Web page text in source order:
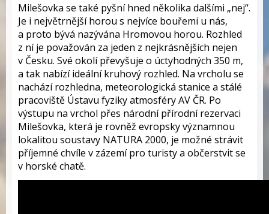
Milešovka se také pyšní hned několika dalšími „nej“.
Je i největrnější horou s nejvíce bouřemi u nás,
a proto bývá nazývána Hromovou horou. Rozhled
z ní je považován za jeden z nejkrásnějších nejen
v Česku. Své okolí převyšuje o úctyhodných 350 m,
a tak nabízí ideální kruhový rozhled. Na vrcholu se
nachází rozhledna, meteorologická stanice a stálé
pracoviště Ústavu fyziky atmosféry AV ČR. Po
výstupu na vrchol přes národní přírodní rezervaci
Milešovka, která je rovněž evropsky významnou
lokalitou soustavy NATURA 2000, je možné strávit
příjemné chvíle v zázemí pro turisty a občerstvit se
v horské chatě.